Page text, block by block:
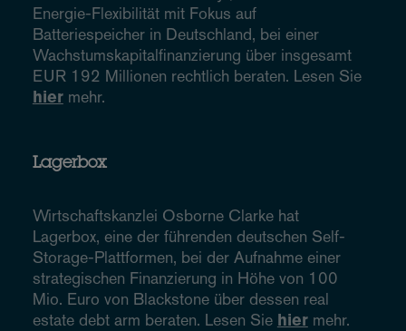
Energie-Flexibilität mit Fokus auf
Batteriespeicher in Deutschland, bei einer
Wachstumskapitalfinanzierung über insgesamt
EUR 192 Millionen rechtlich beraten. Lesen Sie
hiermehr.
Lagerbox
Wirtschaftskanzlei Osborne Clarke hat
Lagerbox, eine der führenden deutschen Self-
Storage-Plattformen, bei der Aufnahme einer
strategischen Finanzierung in Höhe von 100
Mio. Euro von Blackstone über dessen real
estate debt arm beraten. Lesen Sie hiermehr.